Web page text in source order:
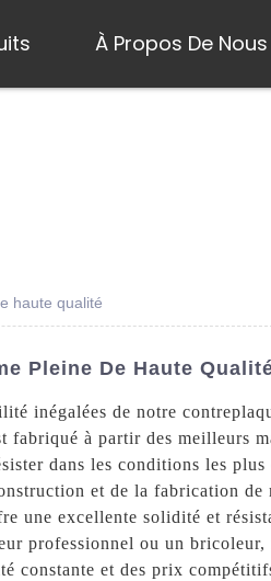
À Propos De Nous
haute qualité
Pleine De Haute
inégalées de notre
à partir des meilleurs
dans les conditions les
et de la fabrication
une excellente solidité et
professionnel ou un
constante et des prix